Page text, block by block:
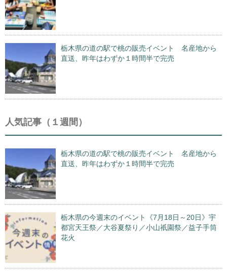
栃木県の道の駅で桃の販売イベント 名産地から
直送、昨年はわずか１時間半で完売
人気記事（１週間）
栃木県の道の駅で桃の販売イベント 名産地から
直送、昨年はわずか１時間半で完売
栃木県の今週末のイベント《7月18日～20日》宇
都宮天王祭／大谷夏祭り／小山祇園祭／益子手筒
花火